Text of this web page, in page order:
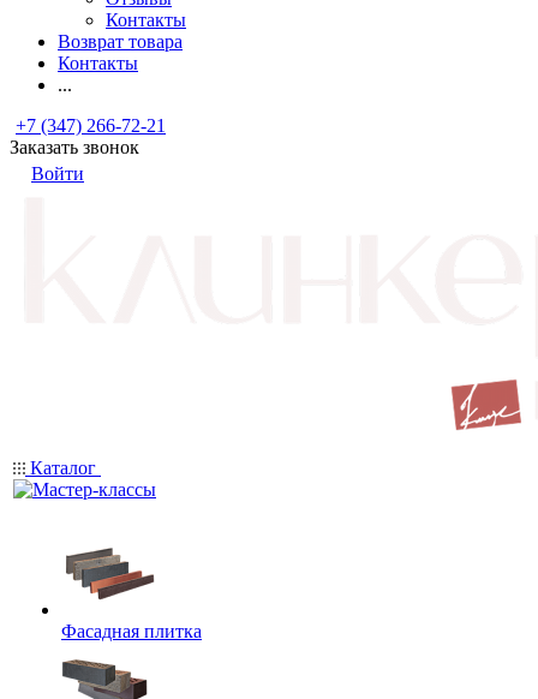
Контакты
Возврат товара
Контакты
...
+7 (347) 266-72-21
Заказать звонок
Войти
Каталог
Фасадная плитка